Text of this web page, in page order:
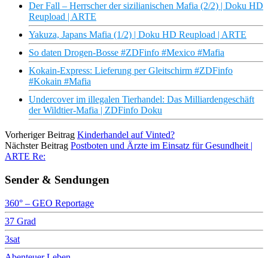
Der Fall – Herrscher der sizilianischen Mafia (2/2) | Doku HD
Reupload | ARTE
Yakuza, Japans Mafia (1/2) | Doku HD Reupload | ARTE
So daten Drogen-Bosse #ZDFinfo #Mexico #Mafia
Kokain-Express: Lieferung per Gleitschirm #ZDFinfo
#Kokain #Mafia
Undercover im illegalen Tierhandel: Das Milliardengeschäft
der Wildtier-Mafia | ZDFinfo Doku
Vorheriger Beitrag Kinderhandel auf Vinted?
Nächster Beitrag Postboten und Ärzte im Einsatz für Gesundheit |
ARTE Re:
Sender & Sendungen
360° – GEO Reportage
37 Grad
3sat